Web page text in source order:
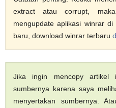
extract atau corrupt,
mengupdate aplikasi winrar
baru, download winrar terbaru
Jika ingin mencopy artikel
sumbernya karena saya
menyertakan sumbernya.